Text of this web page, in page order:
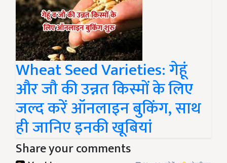
Wheat Seed Varieties: गेहूं
और जौ की उन्नत किस्मों के लिए
जल्द करें ऑनलाइन बुकिंग, साथ
ही जानिए इनकी खूबियां
Share your comments